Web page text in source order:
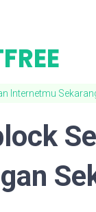
Internetmu